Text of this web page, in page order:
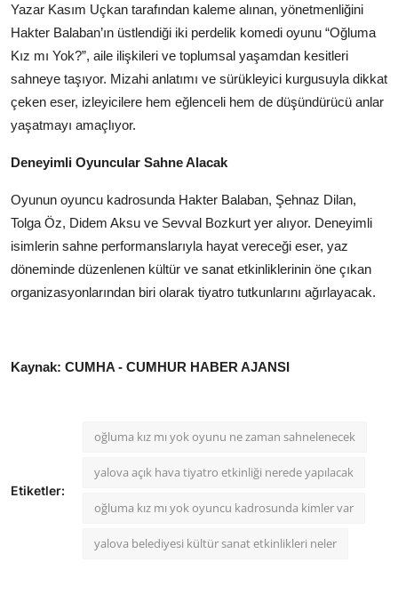
Yazar Kasım Uçkan tarafından kaleme alınan, yönetmenliğini
Hakter Balaban’ın üstlendiği iki perdelik komedi oyunu “Oğluma
Kız mı Yok?”, aile ilişkileri ve toplumsal yaşamdan kesitleri
sahneye taşıyor. Mizahi anlatımı ve sürükleyici kurgusuyla dikkat
çeken eser, izleyicilere hem eğlenceli hem de düşündürücü anlar
yaşatmayı amaçlıyor.
Deneyimli Oyuncular Sahne Alacak
Oyunun oyuncu kadrosunda Hakter Balaban, Şehnaz Dilan,
Tolga Öz, Didem Aksu ve Sevval Bozkurt yer alıyor. Deneyimli
isimlerin sahne performanslarıyla hayat vereceği eser, yaz
döneminde düzenlenen kültür ve sanat etkinliklerinin öne çıkan
organizasyonlarından biri olarak tiyatro tutkunlarını ağırlayacak.
Kaynak: CUMHA - CUMHUR HABER AJANSI
Etiketler:
oğluma kız mı yok oyunu ne zaman sahnelenecek
yalova açık hava tiyatro etkinliği nerede yapılacak
oğluma kız mı yok oyuncu kadrosunda kimler var
yalova belediyesi kültür sanat etkinlikleri neler